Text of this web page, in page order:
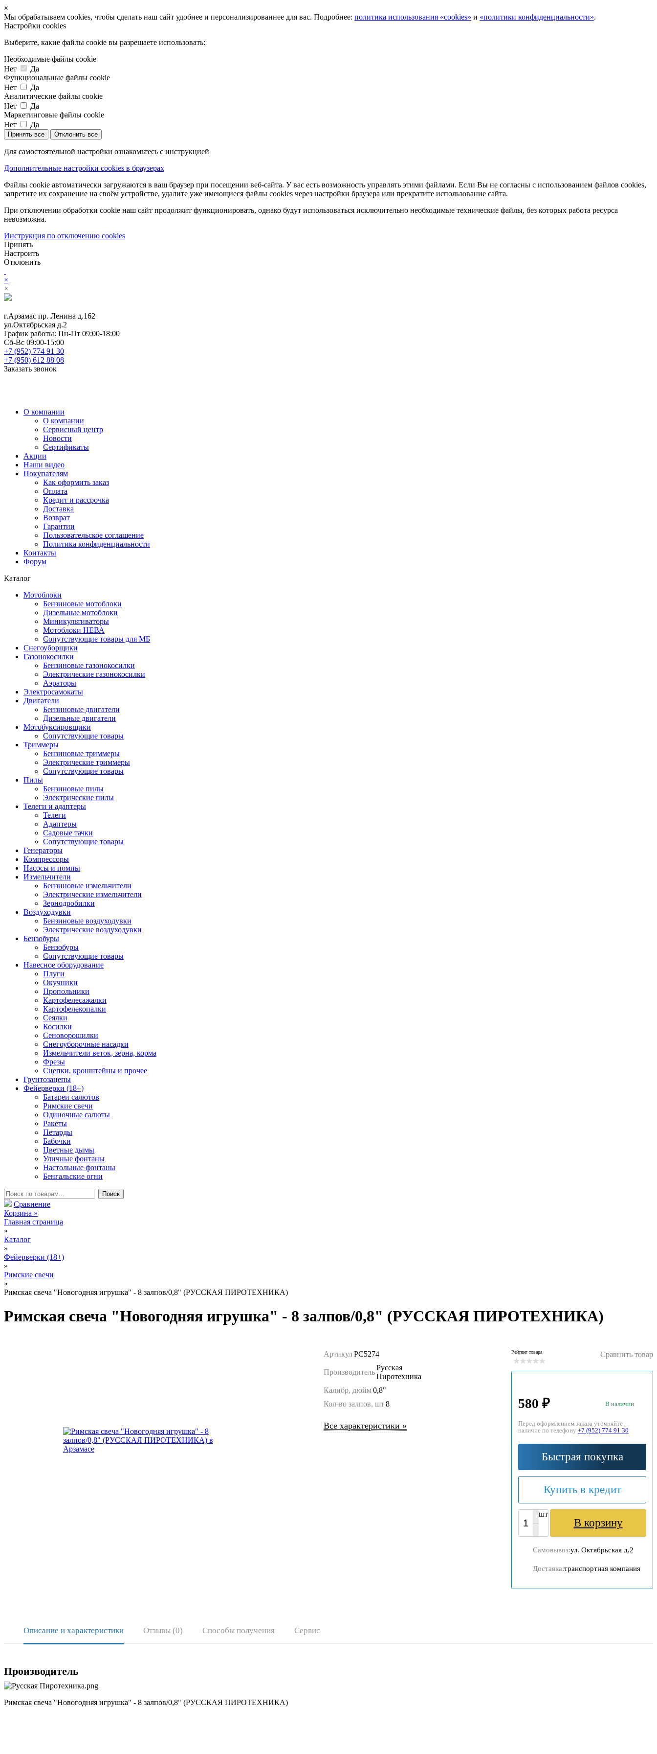
×
Мы обрабатываем cookies, чтобы сделать наш сайт удобнее и персонализированнее для вас. Подробнее: политика использования «cookies» и «политики конфиденциальности».
Настройки cookies
Выберите, какие файлы cookie вы разрешаете использовать:
Необходимые файлы cookie
Нет
Да
Функциональные файлы cookie
Нет
Да
Аналитические файлы cookie
Нет
Да
Маркетинговые файлы cookie
Нет
Да
Принять все Отклонить все
Для самостоятельной настройки ознакомьтесь с инструкцией
Дополнительные настройки cookies в браузерах
Файлы cookie автоматически загружаются в ваш браузер при посещении веб-сайта. У вас есть возможность управлять этими файлами. Если Вы не согласны с использованием файлов cookies,
запретите их сохранение на своём устройстве, удалите уже имеющиеся файлы cookies через настройки браузера или прекратите использование сайта.
При отключении обработки cookie наш сайт продолжит функционировать, однако будут использоваться исключительно необходимые технические файлы, без которых работа ресурса
невозможна.
Инструкция по отключению cookies
Принять
Настроить
Отклонить
×
×
г.Арзамас пр. Ленина д.162
ул.Октябрьская д.2
График работы: Пн-Пт 09:00-18:00
Сб-Вс 09:00-15:00
+7 (952) 774 91 30
+7 (950) 612 88 08
Заказать звонок
О компании
О компании
Сервисный центр
Новости
Сертификаты
Акции
Наши видео
Покупателям
Как оформить заказ
Оплата
Кредит и рассрочка
Доставка
Возврат
Гарантии
Пользовательское соглашение
Политика конфиденциальности
Контакты
Форум
Каталог
Мотоблоки
Бензиновые мотоблоки
Дизельные мотоблоки
Миникультиваторы
Мотоблоки НЕВА
Сопутствующие товары для МБ
Снегоуборщики
Газонокосилки
Бензиновые газонокосилки
Электрические газонокосилки
Аэраторы
Электросамокаты
Двигатели
Бензиновые двигатели
Дизельные двигатели
Мотобуксировщики
Сопутствующие товары
Триммеры
Бензиновые триммеры
Электрические триммеры
Сопутствующие товары
Пилы
Бензиновые пилы
Электрические пилы
Телеги и адаптеры
Телеги
Адаптеры
Садовые тачки
Сопутствующие товары
Генераторы
Компрессоры
Насосы и помпы
Измельчители
Бензиновые измельчители
Электрические измельчители
Зернодробилки
Воздуходувки
Бензиновые воздуходувки
Электрические воздуходувки
Бензобуры
Бензобуры
Сопутствующие товары
Навесное оборудование
Плуги
Окучники
Пропольники
Картофелесажалки
Картофелекопалки
Сеялки
Косилки
Сеноворошилки
Снегоуборочные насадки
Измельчители веток, зерна, корма
Фрезы
Сцепки, кронштейны и прочее
Грунтозацепы
Фейерверки (18+)
Батареи салютов
Римские свечи
Одиночные салюты
Ракеты
Петарды
Бабочки
Цветные дымы
Уличные фонтаны
Настольные фонтаны
Бенгальские огни
Сравнение
Корзина »
Главная страница
»
Каталог
»
Фейерверки (18+)
»
Римские свечи
»
Римская свеча "Новогодняя игрушка" - 8 залпов/0,8" (РУССКАЯ ПИРОТЕХНИКА)
Римская свеча "Новогодняя игрушка" - 8 залпов/0,8" (РУССКАЯ ПИРОТЕХНИКА)
АртикулРС5274
Производитель
Русская
Пиротехника
Калибр, дюйм0,8"
Кол-во залпов, шт8
Все характеристики »
Рейтинг товара Сравнить товар
580 ₽ В наличии
Перед оформлением заказа уточняйте
наличие по телефону +7 (952) 774 91 30
Быстрая покупка
Купить в кредит
шт
В корзину
Самовывоз:ул. Октябрьская д.2
Доставка:транспортная компания
Описание и характеристики Отзывы (0) Способы получения Сервис
Производитель
Римская свеча "Новогодняя игрушка" - 8 залпов/0,8" (РУССКАЯ ПИРОТЕХНИКА)